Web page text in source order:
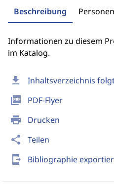
download Inhaltsverzeichnis
picture_as_pdf PDF-Flyer
print Drucken
share Teilen
send_to_mobile Bibliographie
Beschreibung Personen
Informationen zu diesem
im Katalog.